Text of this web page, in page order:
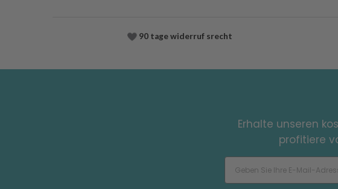
90 tage widerruf srecht
Erhalte unseren
profitiere